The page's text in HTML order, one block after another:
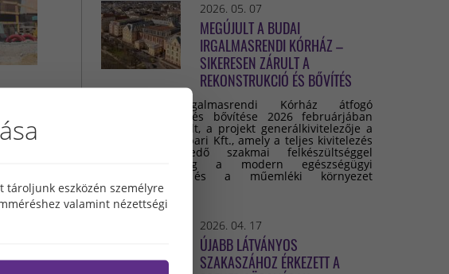
2026. 05. 07
MEGÚJULT A BUDAI
IRGALMASRENDI KÓRHÁZ –
SIKERESEN ZÁRULT A
REKONSTRUKCIÓ ÉS BŐVÍTÉS
A Budai Irgalmasrendi Kórház átfogó
rekonstrukciója és bővítése 2026 februárjában
sikeresen lezárult, a projekt generálkivitelezője a
Grabarics Építőipari Kft., amely a teljes kivitelezés
során kiemelkedő szakmai felkészültséggel
valósította meg a modern egészségügyi
infrastruktúra és a műemléki környezet
összehangolását.
2026. 04. 17
ÚJABB LÁTVÁNYOS
SZAKASZÁHOZ ÉRKEZETT A
tároljunk eszközén személyre
valamint nézettségi